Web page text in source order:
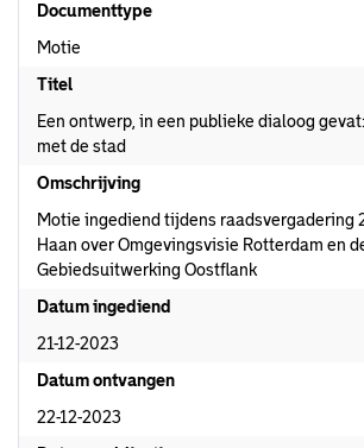
Documenttype
Motie
Titel
Een ontwerp, in een publieke dialoog
met de stad
Omschrijving
Motie ingediend tijdens raadsvergadering
Haan over Omgevingsvisie Rotterdam en
Gebiedsuitwerking Oostflank
Datum ingediend
21-12-2023
Datum ontvangen
22-12-2023